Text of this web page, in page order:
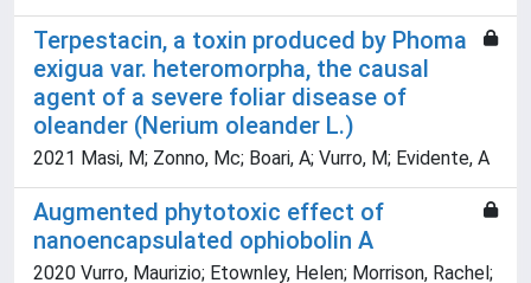
Terpestacin, a toxin produced by Phoma
exigua var. heteromorpha, the causal
agent of a severe foliar disease of
oleander (Nerium oleander L.)
2021 Masi, M; Zonno, Mc; Boari, A; Vurro, M; Evidente, A
Augmented phytotoxic effect of
nanoencapsulated ophiobolin A
2020 Vurro, Maurizio; Etownley, Helen; Morrison, Rachel;